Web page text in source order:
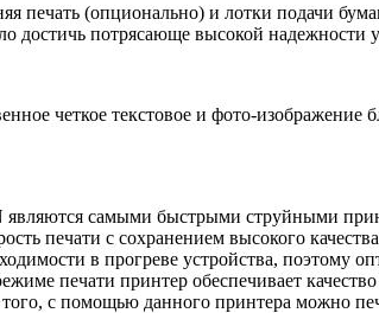
печать (опционально) и лотки подачи
достичь потрясающе высокой
четкое текстовое и фото-изображение
самыми быстрыми струйными
печати с сохранением высокого
в прогреве устройства, поэтому
печати принтер обеспечивает
с помощью данного принтера можно